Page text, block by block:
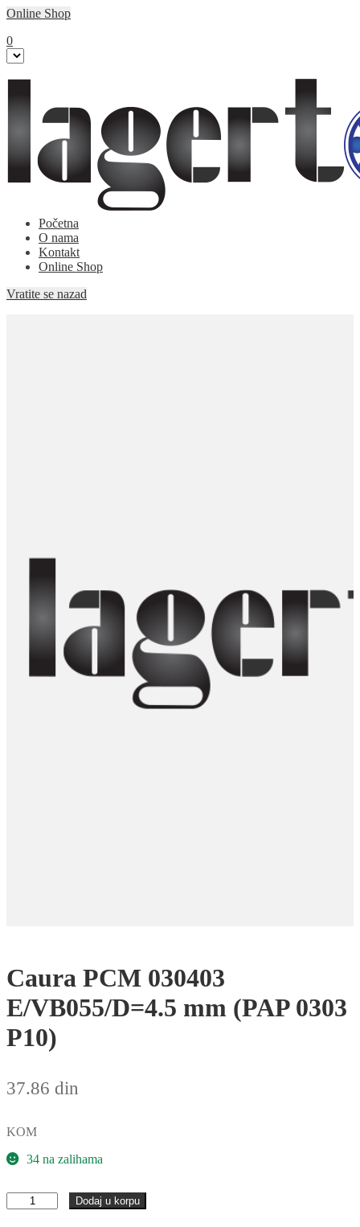
Online Shop
0
Početna
O nama
Kontakt
Online Shop
Vratite se nazad
Caura PCM 030403
E/VB055/D=4.5 mm (PAP 0303
P10)
37.86 din
KOM
34 na zalihama
Caura
PCM
Dodaj u korpu